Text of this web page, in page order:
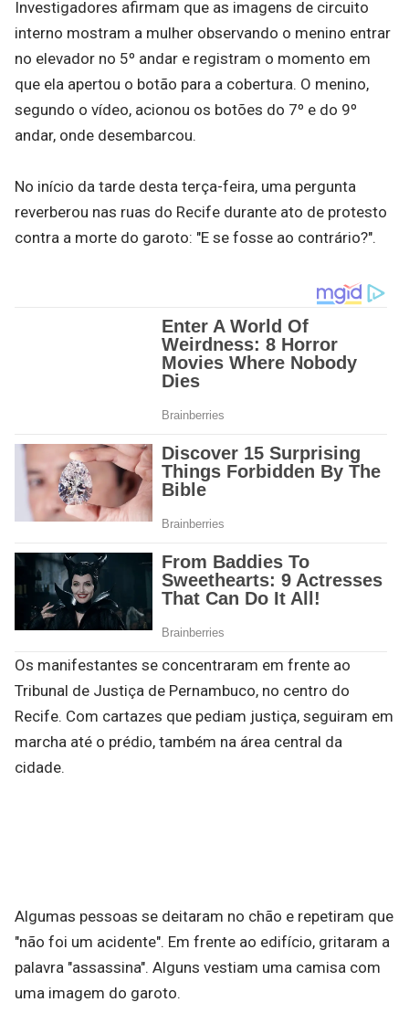
Investigadores afirmam que as imagens de circuito
interno mostram a mulher observando o menino entrar
no elevador no 5º andar e registram o momento em
que ela apertou o botão para a cobertura. O menino,
segundo o vídeo, acionou os botões do 7º e do 9º
andar, onde desembarcou.
No início da tarde desta terça-feira, uma pergunta
reverberou nas ruas do Recife durante ato de protesto
contra a morte do garoto: "E se fosse ao contrário?".
Os manifestantes se concentraram em frente ao
Tribunal de Justiça de Pernambuco, no centro do
Recife. Com cartazes que pediam justiça, seguiram em
marcha até o prédio, também na área central da
cidade.
Algumas pessoas se deitaram no chão e repetiram que
"não foi um acidente". Em frente ao edifício, gritaram a
palavra "assassina". Alguns vestiam uma camisa com
uma imagem do garoto.